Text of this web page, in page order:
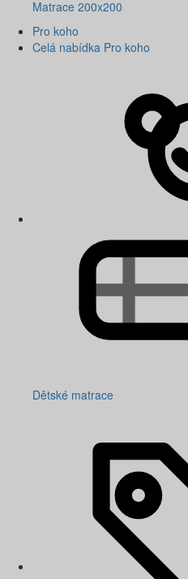
Matrace 200x200
Pro koho
Celá nabídka Pro koho
Dětské matrace